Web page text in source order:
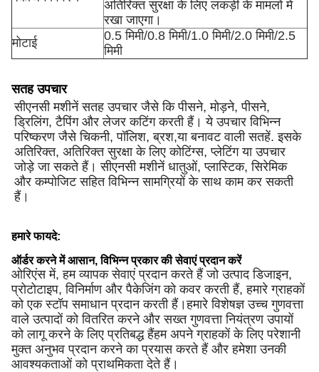
अतिरिक्त सुरक्षा के लिए लकड़ी के मामलों में
रखा जाएगा।
मोटाई
0.5 मिमी/0.8 मिमी/1.0 मिमी/2.0 मिमी/2.5
मिमी
सतह उपचार
सीएनसी मशीनें सतह उपचार जैसे कि पीसने, मोड़ने, पीसने,
ड्रिलिंग, टैपिंग और लेजर कटिंग करती हैं। ये उपचार विभिन्न
परिष्करण जैसे चिकनी, पॉलिश, ब्रश,या बनावट वाली सतहें. इसके
अतिरिक्त, अतिरिक्त सुरक्षा के लिए कोटिंग्स, प्लेटिंग या उपचार
जोड़े जा सकते हैं। सीएनसी मशीनें धातुओं, प्लास्टिक, सिरेमिक
और कम्पोजिट सहित विभिन्न सामग्रियों के साथ काम कर सकती
हैं।
हमारे फायदे:
ऑर्डर करने में आसान, विभिन्न प्रकार की सेवाएं प्रदान करें
ओरिएंस में, हम व्यापक सेवाएं प्रदान करते हैं जो उत्पाद डिजाइन,
प्रोटोटाइप, विनिर्माण और पैकेजिंग को कवर करती हैं, हमारे ग्राहकों
को एक स्टॉप समाधान प्रदान करती हैं।हमारे विशेषज्ञ उच्च गुणवत्ता
वाले उत्पादों को वितरित करने और सख्त गुणवत्ता नियंत्रण उपायों
को लागू करने के लिए प्रतिबद्ध हैंहम अपने ग्राहकों के लिए परेशानी
मुक्त अनुभव प्रदान करने का प्रयास करते हैं और हमेशा उनकी
आवश्यकताओं को प्राथमिकता देते हैं।